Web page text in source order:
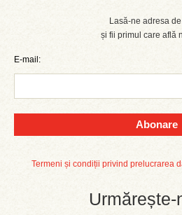
Lasă-ne adresa de
și fii primul care află
E-mail:
Abonare
Termeni și condiții privind prelucrarea
Urmărește-